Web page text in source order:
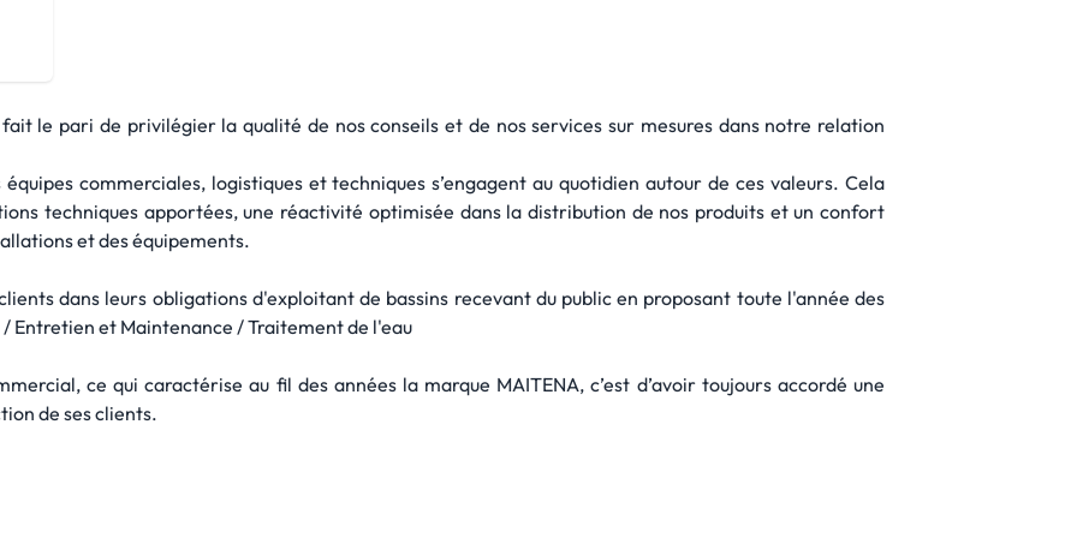
le pari de privilégier la qualité de nos conseils et de nos services sur mesures dans notre relation
commerciales, logistiques et techniques s’engagent au quotidien autour de ces valeurs. Cela
techniques apportées, une réactivité optimisée dans la distribution de nos produits et un confort
et des équipements.
dans leurs obligations d'exploitant de bassins recevant du public en proposant toute l'année des
Entretien et Maintenance / Traitement de l'eau
ce qui caractérise au fil des années la marque MAITENA, c’est d’avoir toujours accordé une
de ses clients.